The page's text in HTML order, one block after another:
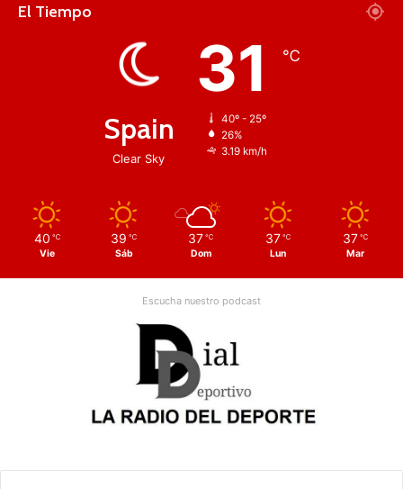
El Tiempo
Spain
Clear Sky
31 ℃
40º - 25º
26%
3.19 km/h
40 ℃
Vie
39 ℃
Sáb
37 ℃
Dom
37 ℃
Lun
37 ℃
Mar
Escucha nuestro podcast